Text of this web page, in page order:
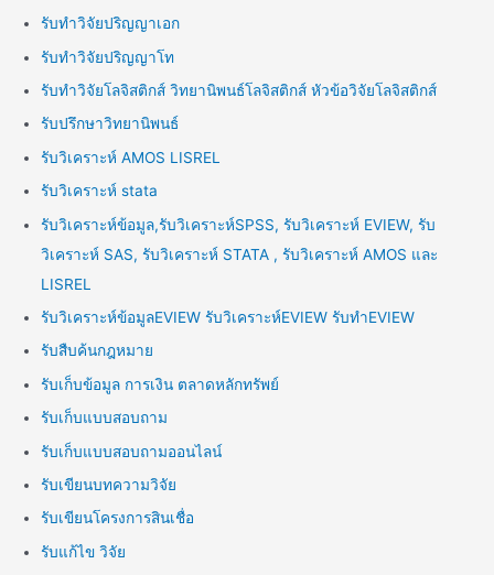
รับทำวิจัยปริญญาเอก
รับทำวิจัยปริญญาโท
รับทำวิจัยโลจิสติกส์ วิทยานิพนธ์โลจิสติกส์ หัวข้อวิจัยโลจิสติกส์
รับปรึกษาวิทยานิพนธ์
รับวิเคราะห์ AMOS LISREL
รับวิเคราะห์ stata
รับวิเคราะห์ข้อมูล,รับวิเคราะห์SPSS, รับวิเคราะห์ EVIEW, รับ
วิเคราะห์ SAS, รับวิเคราะห์ STATA , รับวิเคราะห์ AMOS และ
LISREL
รับวิเคราะห์ข้อมูลEVIEW รับวิเคราะห์EVIEW รับทำEVIEW
รับสืบค้นกฎหมาย
รับเก็บข้อมูล การเงิน ตลาดหลักทรัพย์
รับเก็บแบบสอบถาม
รับเก็บแบบสอบถามออนไลน์
รับเขียนบทความวิจัย
รับเขียนโครงการสินเชื่อ
รับแก้ไข วิจัย